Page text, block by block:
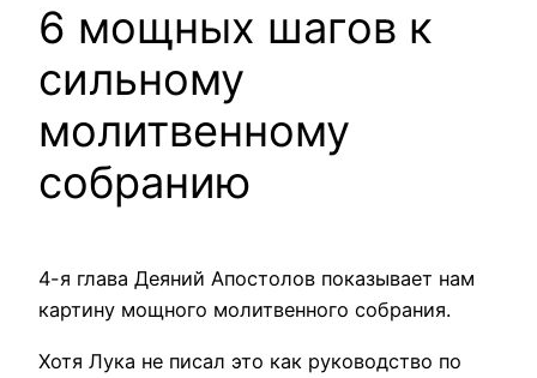
6 мощных шагов к
сильному
молитвенному
собранию
4-я глава Деяний Апостолов показывает нам
картину мощного молитвенного собрания.
Хотя Лука не писал это как руководство по